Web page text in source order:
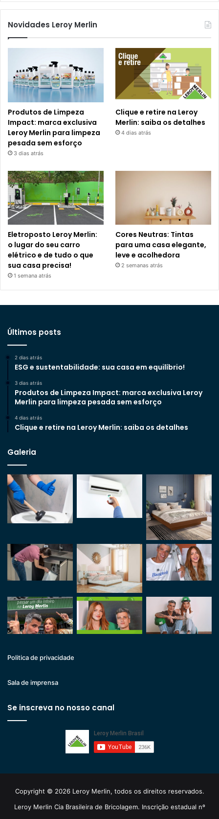
Novidades Leroy Merlin
Produtos de Limpeza
Impact: marca exclusiva
Leroy Merlin para limpeza
pesada sem esforço
3 dias atrás
Clique e retire na Leroy
Merlin: saiba os detalhes
4 dias atrás
Eletroposto Leroy Merlin:
o lugar do seu carro
elétrico e de tudo o que
sua casa precisa!
1 semana atrás
Cores Neutras: Tintas
para uma casa elegante,
leve e acolhedora
2 semanas atrás
Últimos posts
2 dias atrás
ESG e sustentabilidade: sua casa em equilíbrio!
3 dias atrás
Produtos de Limpeza Impact: marca exclusiva Leroy
Merlin para limpeza pesada sem esforço
4 dias atrás
Clique e retire na Leroy Merlin: saiba os detalhes
Galeria
Politica de privacidade
Sala de imprensa
Se inscreva no nosso canal
Copyright © 2026 Leroy Merlin, todos os direitos reservados.
Leroy Merlin Cia Brasileira de Bricolagem. Inscrição estadual nº